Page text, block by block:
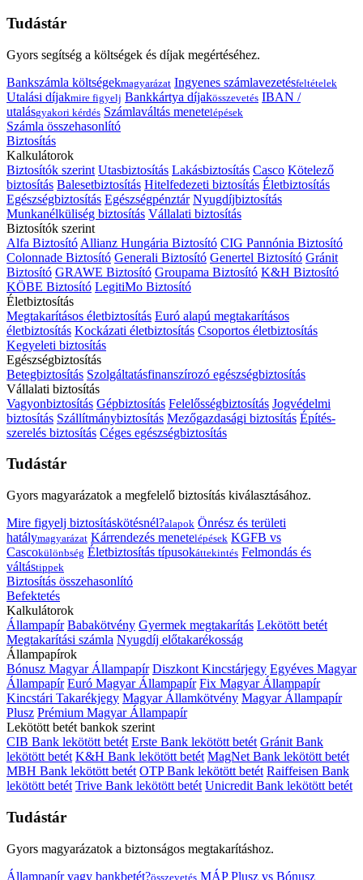
Tudástár
Gyors segítség a költségek és díjak megértéséhez.
Bankszámla költségekmagyarázat Ingyenes számlavezetésfeltételek
Utalási díjakmire figyelj Bankkártya díjakösszevetés IBAN /
utalásgyakori kérdés Számlaváltás menetelépések
Számla összehasonlító
Biztosítás
Kalkulátorok
Biztosítók szerint Utasbiztosítás Lakásbiztosítás Casco Kötelező
biztosítás Balesetbiztosítás Hitelfedezeti biztosítás Életbiztosítás
Egészségbiztosítás Egészségpénztár Nyugdíjbiztosítás
Munkanélküliség biztosítás Vállalati biztosítás
Biztosítók szerint
Alfa Biztosító Allianz Hungária Biztosító CIG Pannónia Biztosító
Colonnade Biztosító Generali Biztosító Genertel Biztosító Gránit
Biztosító GRAWE Biztosító Groupama Biztosító K&H Biztosító
KÖBE Biztosító LegitiMo Biztosító
Életbiztosítás
Megtakarításos életbiztosítás Euró alapú megtakarításos
életbiztosítás Kockázati életbiztosítás Csoportos életbiztosítás
Kegyeleti biztosítás
Egészségbiztosítás
Betegbiztosítás Szolgáltatásfinanszírozó egészségbiztosítás
Vállalati biztosítás
Vagyonbiztosítás Gépbiztosítás Felelősségbiztosítás Jogvédelmi
biztosítás Szállítmánybiztosítás Mezőgazdasági biztosítás Építés-
szerelés biztosítás Céges egészségbiztosítás
Tudástár
Gyors magyarázatok a megfelelő biztosítás kiválasztásához.
Mire figyelj biztosításkötésnél?alapok Önrész és területi
hatálymagyarázat Kárrendezés menetelépések KGFB vs
Cascokülönbség Életbiztosítás típusokáttekintés Felmondás és
váltástippek
Biztosítás összehasonlító
Befektetés
Kalkulátorok
Állampapír Babakötvény Gyermek megtakarítás Lekötött betét
Megtakarítási számla Nyugdíj előtakarékosság
Állampapírok
Bónusz Magyar Állampapír Diszkont Kincstárjegy Egyéves Magyar
Állampapír Euró Magyar Állampapír Fix Magyar Állampapír
Kincstári Takarékjegy Magyar Államkötvény Magyar Állampapír
Plusz Prémium Magyar Állampapír
Lekötött betét bankok szerint
CIB Bank lekötött betét Erste Bank lekötött betét Gránit Bank
lekötött betét K&H Bank lekötött betét MagNet Bank lekötött betét
MBH Bank lekötött betét OTP Bank lekötött betét Raiffeisen Bank
lekötött betét Trive Bank lekötött betét Unicredit Bank lekötött betét
Tudástár
Gyors magyarázatok a biztonságos megtakarításhoz.
Állampapír vagy bankbetét?összevetés MÁP Plusz vs Bónusz